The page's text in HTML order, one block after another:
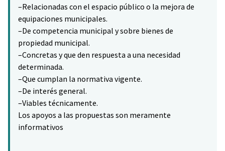
–Relacionadas con el espacio público o la mejora de
equipaciones municipales.
–De competencia municipal y sobre bienes de
propiedad municipal.
–Concretas y que den respuesta a una necesidad
determinada.
–Que cumplan la normativa vigente.
–De interés general.
–Viables técnicamente.
Los apoyos a las propuestas son meramente
informativos